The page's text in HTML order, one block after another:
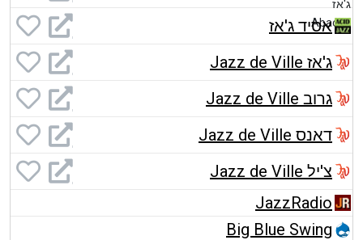
אסיד ג'אז
ג'אז Jazz de Ville
גרוב Jazz de Ville
דאנס Jazz de Ville
צ'יל Jazz de Ville
JazzRadio
Big Blue Swing